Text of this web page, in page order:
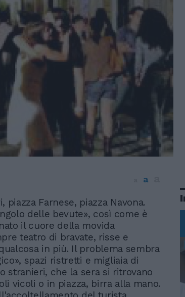
a
piazza Farnese, piazza Navona.
delle bevute», così come è
il cuore della movida
teatro di bravate, risse e
in più. Il problema sembra
spazi ristretti e migliaia di
stranieri, che la sera si ritrovano
vicoli o in piazza, birra alla mano.